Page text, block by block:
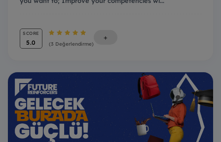
SCORE
5.0 (3 Değerlendirme)
+